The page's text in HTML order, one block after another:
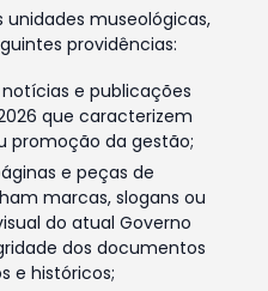
museológicas,
providências:
e publicações
que caracterizem
promoção da gestão;
e peças de
marcas, slogans ou
do atual Governo
dos documentos
e históricos;